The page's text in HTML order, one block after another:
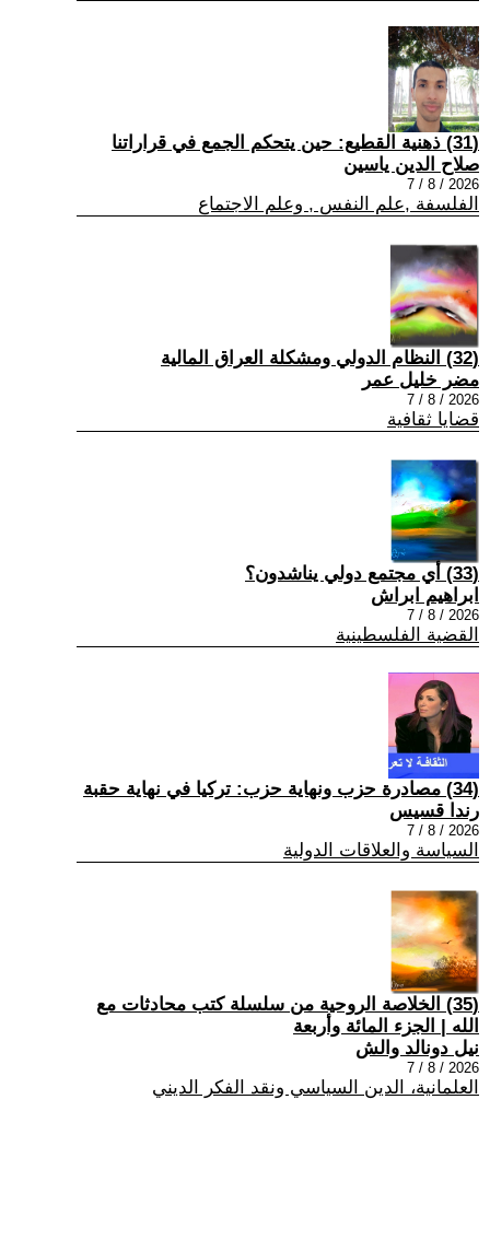
(31) ذهنية القطيع: حين يتحكم الجمع في قراراتنا
صلاح الدين ياسين
2026 / 8 / 7
الفلسفة ,علم النفس , وعلم الاجتماع
(32) النظام الدولي ومشكلة العراق المالية
مضر خليل عمر
2026 / 8 / 7
قضايا ثقافية
(33) أي مجتمع دولي يناشدون؟
ابراهيم ابراش
2026 / 8 / 7
القضية الفلسطينية
(34) مصادرة حزب ونهاية حزب: تركيا في نهاية حقبة
رندا قسيس
2026 / 8 / 7
السياسة والعلاقات الدولية
(35) الخلاصة الروحية من سلسلة كتب محادثات مع
الله | الجزء المائة وأربعة
نيل دونالد والش
2026 / 8 / 7
العلمانية، الدين السياسي ونقد الفكر الديني